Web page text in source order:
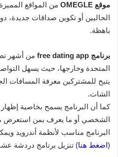
موقع OMEGLE
من المواقع
الحاليين أو تكوين صداقات
باهظة.
برنامج free dating app
من أشهر
المتحدة وخارجها، حيث يسهل
يتيح للمشتركين معرفة المسافات
الشات.
كما أن البرنامج يسمح بخاصية
الشخصي أو ما يعرف بمن استعرض
البرنامج مناسب لأنظمة أندرويد
(اضغط هنا) تنزيل برنامج دردشة